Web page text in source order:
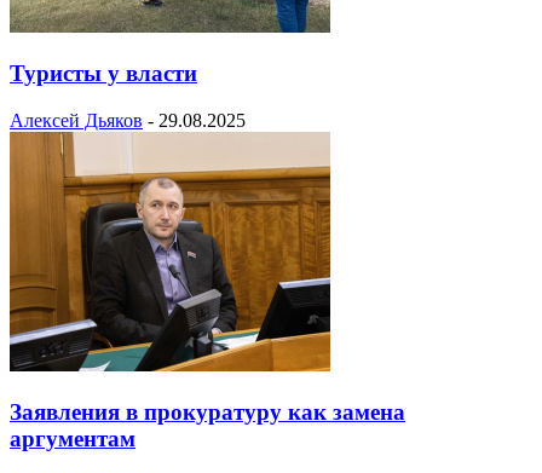
Туристы у власти
Алексей Дьяков - 29.08.2025
Заявления в прокуратуру как замена
аргументам